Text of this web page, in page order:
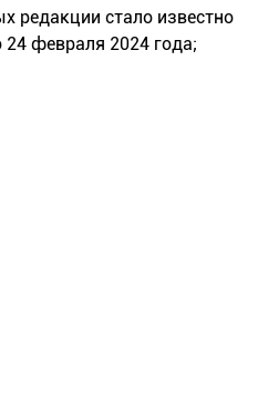
редакции стало известно
февраля 2024 года;